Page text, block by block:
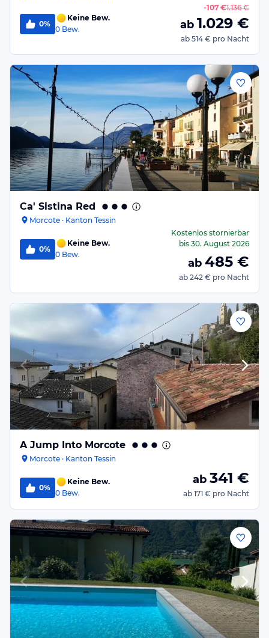
0%
Keine Bew.
0 Bew.
-107 €1.136 €
ab 1.029 €
ab 514 € pro Nacht
Ca' Sistina Red
Morcote · Kanton Tessin
0%
Keine Bew.
0 Bew.
Kostenlos stornierbar
bis 30. August 2026
ab 485 €
ab 242 € pro Nacht
A Jump Into Morcote
Morcote · Kanton Tessin
0%
Keine Bew.
0 Bew.
ab 341 €
ab 171 € pro Nacht